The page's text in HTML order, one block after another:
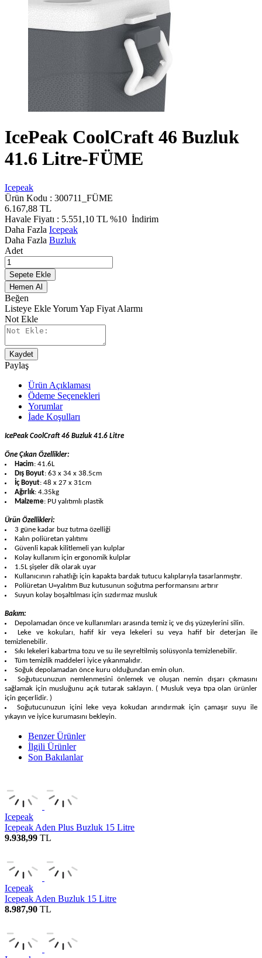
IcePeak CoolCraft 46 Buzluk
41.6 Litre-FÜME
Ürün Kodu :
6.167,88TL
Havale Fiyatı :
Daha FazlaIcepeak
Daha Fazla Buzluk
Adet
Sepete Ekle
Hemen Al
Beğen
Listeye Ekle
Not Ekle
Kaydet
Paylaş
Ödeme Seçenekleri
Yorumlar
İade Koşulları
Hacim: 41.6L
Dış Boyut : 63 x 34 x 38.5cm
İç Boyut: 48 x 27 x 31cm
A ğırlık: 4.35kg
Malzeme : PU yalıtımlı plastik
3 güne kadar buz tutma özelliği
Kalın poliüretan yalıtımı
Güvenli kapak kilitlemeli yan kulplar
Kolay kullanım için ergonomik kulplar
1.5L şişeler dik olarak uyar
Kullanıcının rahatlığı için kapakta bardak tutucu kalıplarıyla tasarlanmıştır.
Poliüretan U=yalıtım Buz kutusunun soğutma performansını artırır
Suyun kolay boşaltılması için sızdırmaz musluk
Depolamadan önce ve kullanımları arasında temiz iç ve dış yüzeylerini silin.
Leke ve kokuları, hafif kir veya lekeleri su veya hafif bir deterjan ile
temizlenebilir.
Sıkı lekeleri kabartma tozu ve su ile seyreltilmiş solüsyonla temizlenebilir.
Tüm temizlik maddeleri iyice yıkanmalıdır.
Soğuk depolamadan önce kuru olduğundan emin olun.
Soğutucunuzun nemlenmesini önlemek ve oluşan nemin dışarı çıkmasını
sağlamak için musluğunu açık tutarak saklayın. ( Musluk veya tıpa olan ürünler
için geçerlidir. )
Soğutucunuzun içini leke veya kokudan arındırmak için çamaşır suyu ile
yıkayın ve iyice kurumasını bekleyin.
İlgili Ürünler
Son Bakılanlar
Icepeak
Icepeak Aden Plus Buzluk 15 Litre
9.938,99TL
Icepeak
Icepeak Aden Buzluk 15 Litre
8.987,90TL
Icepeak